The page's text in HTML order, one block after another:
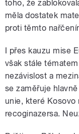
toho, že
měla dostatek
proti těmto
I přes kauzu mise
však stále
nezávislost a
se zaměřuje
unie, které Kosovo
recoginazersa.